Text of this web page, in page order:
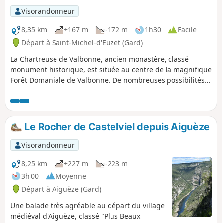
Visorandonneur
8,35 km
+167 m -172 m 1h30
Facile
Départ à Saint-Michel-d'Euzet (Gard)
La Chartreuse de Valbonne, ancien monastère, classé
monument historique, est située au centre de la magnifique
Forêt Domaniale de Valbonne. De nombreuses possibilités
proposé permet de faire une boucle alternant passage
forestier et vignes et offrant quelques jolis points de vue
sur la Chartreuse et les alentours.
Le Rocher de Castelviel depuis Aiguèze
Visorandonneur
8,25 km
+227 m
-223 m
3h 00
Moyenne
Départ à Aiguèze (Gard)
Une balade très agréable au départ du village
médiéval d'Aiguèze, classé "Plus Beaux